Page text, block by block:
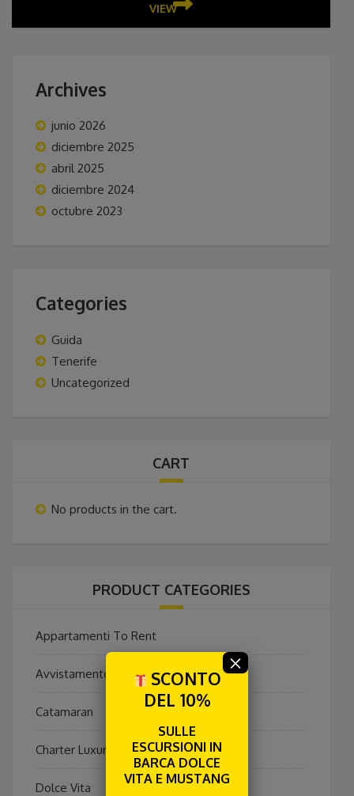
VIEW
Archives
junio 2026
diciembre 2025
abril 2025
diciembre 2024
octubre 2023
Categories
Guida
Tenerife
Uncategorized
CART
No products in the cart.
PRODUCT CATEGORIES
Appartamenti To Rent
Avvistamento Cetacei
Catamaran
Charter Luxury Privato
Dolce Vita
SCONTO
DEL 10%
SULLE
ESCURSIONI IN
BARCA DOLCE
VITA E MUSTANG
×